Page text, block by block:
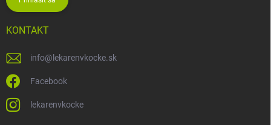
KONTAKT
info@ lekarenvkocke.sk
Facebook
lekarenvkocke